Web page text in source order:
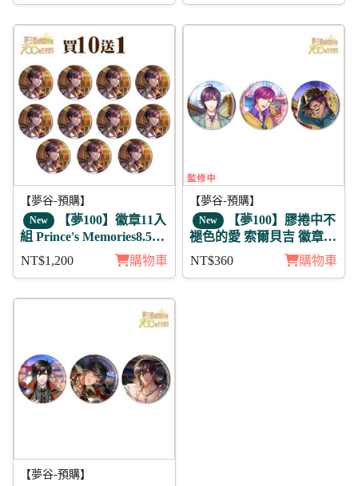
【夢谷-預購】
New 【夢100】徽章11入
組 Prince's Memories8.5周
年活動 智維 日覺
NT$1,200 購物車
【夢谷-預購】
New 【夢100】膠捲中不
褪色的愛 索爾貝吉 徽章3
NT$360 購物車
【夢谷-預購】